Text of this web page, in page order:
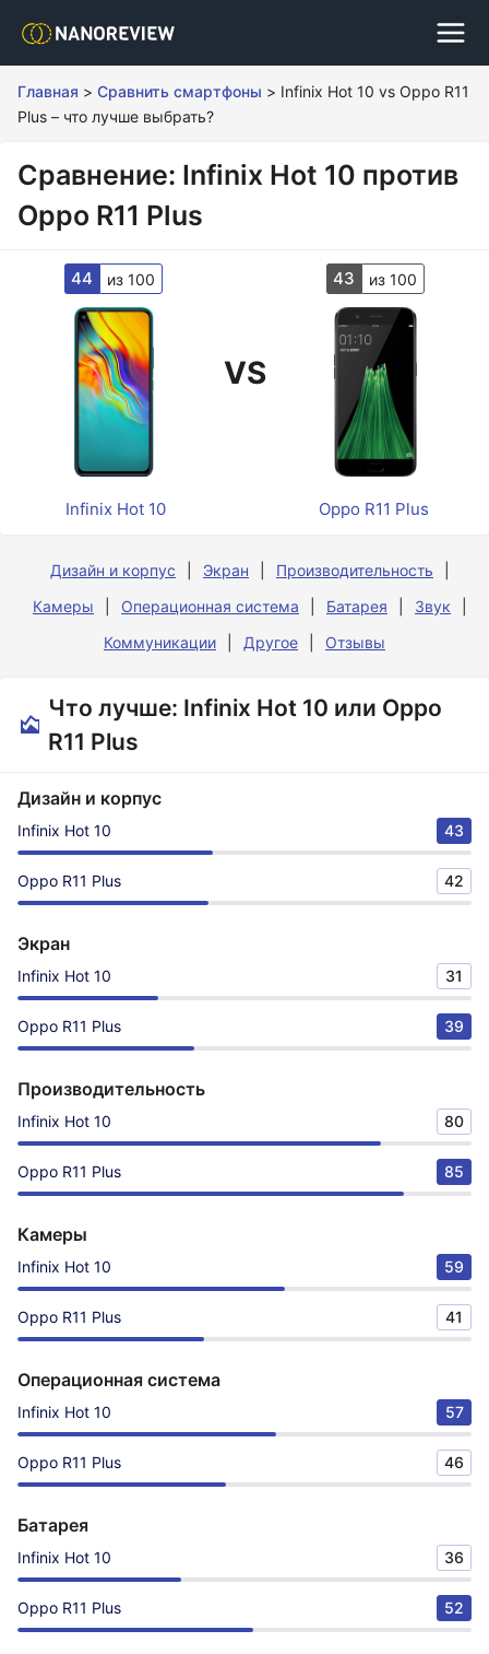
Главная > Сравнить смартфоны > Infinix Hot 10 vs Oppo R11
Plus – что лучше выбрать?
Сравнение: Infinix Hot 10 против
Oppo R11 Plus
44 из 100
VS
43 из 100
Infinix Hot 10 Oppo R11 Plus
Дизайн и корпус Экран
Производительность
Камеры
Операционная система Батарея
Звук
Коммуникации
Другое Отзывы
Что лучше: Infinix Hot 10 или Oppo
R11 Plus
Дизайн и корпус
Infinix Hot 10 43
Oppo R11 Plus 42
Экран
Infinix Hot 10 31
Oppo R11 Plus 39
Производительность
Infinix Hot 10 80
Oppo R11 Plus 85
Камеры
Infinix Hot 10 59
Oppo R11 Plus 41
Операционная система
Infinix Hot 10 57
Oppo R11 Plus 46
Батарея
Infinix Hot 10 36
Oppo R11 Plus 52